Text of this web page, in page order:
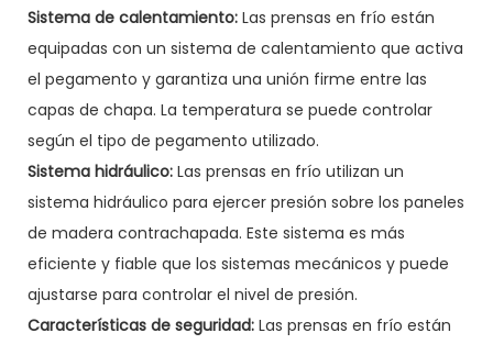
Sistema de calentamiento: Las prensas en frío están
equipadas con un sistema de calentamiento que activa
el pegamento y garantiza una unión firme entre las
capas de chapa. La temperatura se puede controlar
según el tipo de pegamento utilizado.
Sistema hidráulico: Las prensas en frío utilizan un
sistema hidráulico para ejercer presión sobre los paneles
de madera contrachapada. Este sistema es más
eficiente y fiable que los sistemas mecánicos y puede
ajustarse para controlar el nivel de presión.
Características de seguridad: Las prensas en frío están